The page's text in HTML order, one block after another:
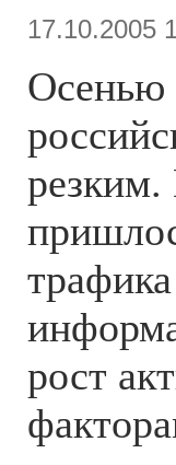
17.10.2005
Осенью
резким.
рост